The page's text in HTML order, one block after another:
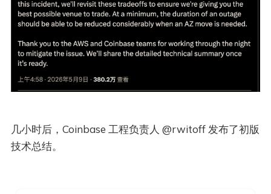
几小时后，Coinbase 工程负责人 @rwitoff 发布了初版
技术总结。